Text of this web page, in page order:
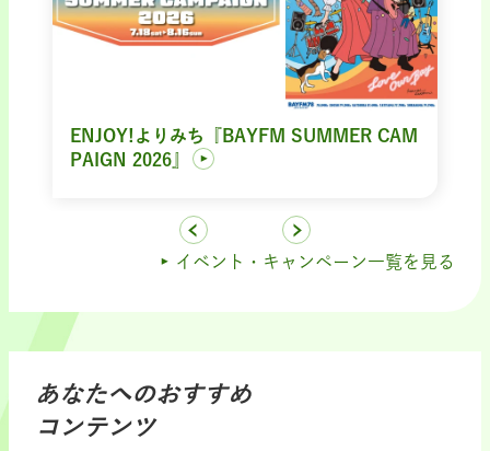
ENJOY!よりみち『BAYFM SUMMER CAM
PAIGN 2026』
イベント・キャンペーン一覧を見る
あなたへのおすすめ
コンテンツ